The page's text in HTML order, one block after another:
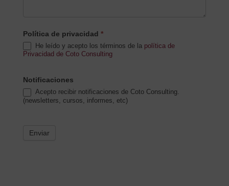
Política de privacidad *
He leído y acepto los términos de la política de
Privacidad de Coto Consulting
Notificaciones
Acepto recibir notificaciones de Coto Consulting.
(newsletters, cursos, informes, etc)
Enviar